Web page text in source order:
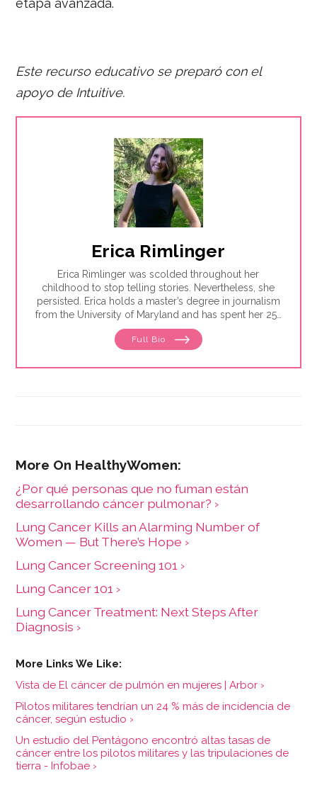
etapa avanzada.
Este recurso educativo se preparó con el
apoyo deIntuitive.
Erica Rimlinger
Erica Rimlinger was scolded throughout her
childhood to stop telling stories. Nevertheless, she
persisted. Erica holds a master’s degree in journalism
from the University of Maryland and has spent her 25-
year career telling stories for clients that have ranged
from nonprofit organizations to corporations, and
Full Bio
¿Por qué personas que no fuman están
desarrollando cáncer pulmonar? ›
Lung Cancer Kills an Alarming Number of
Women — But There’s Hope ›
Lung Cancer Screening 101 ›
Lung Cancer 101 ›
Lung Cancer Treatment: Next Steps After
Diagnosis ›
Vista de El cáncer de pulmón en mujeres | Arbor ›
Pilotos militares tendrían un 24 % más de incidencia de
cáncer, según estudio ›
Un estudio del Pentágono encontró altas tasas de
cáncer entre los pilotos militares y las tripulaciones de
tierra - Infobae ›